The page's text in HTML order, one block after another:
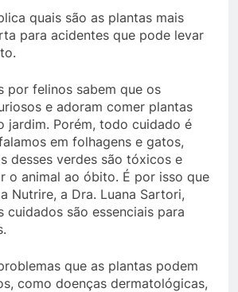
quais são as plantas mais
para acidentes que pode levar
por felinos sabem que os
e adoram comer plantas
jardim. Porém, todo cuidado é
em folhagens e gatos,
desses verdes são tóxicos e
o animal ao óbito. É por isso que
Nutrire, a Dra. Luana Sartori,
cuidados são essenciais para
que as plantas podem
como doenças dermatológicas,